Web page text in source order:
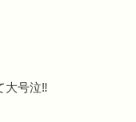
大号泣‼